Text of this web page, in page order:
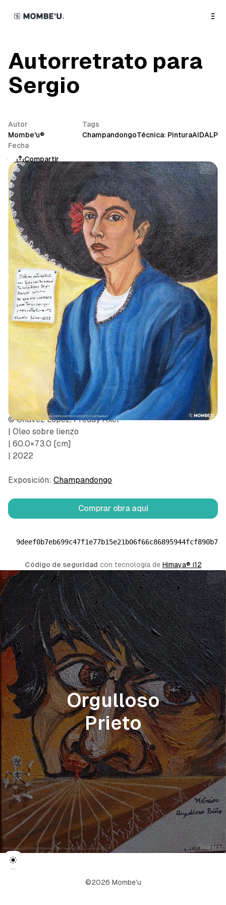
Autorretrato para
Sergio
Autor
Mombe'u®
Tags
ChampandongoTécnica: PinturaAIDALP
Fecha
junio 6, 2026
Compartir
© Chávez López, Freddy Axel
| Oleo sobre lienzo
| 60.0×73.0 [cm]
| 2022
Exposición:Champandongo
Comprar obra aquí
Código de seguridad con tecnología de Himaya® i12
Orgulloso
Prieto
©2026 Mombe'u